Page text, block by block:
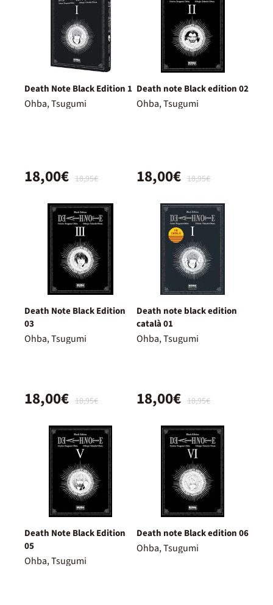
Death Note Black Edition 1
Ohba, Tsugumi
18,95€
18,00€
Death note Black edition 02
Ohba, Tsugumi
18,95€
18,00€
Death Note Black Edition
03
Ohba, Tsugumi
18,95€
18,00€
Death note black edition
català 01
Ohba, Tsugumi
18,95€
18,00€
Death Note Black Edition
05
Ohba, Tsugumi
Death note Black edition 06
Ohba, Tsugumi